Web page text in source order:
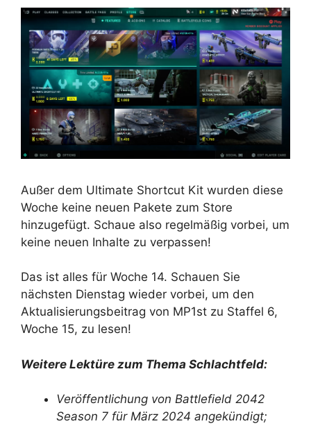
Außer dem Ultimate Shortcut Kit wurden diese
Woche keine neuen Pakete zum Store
hinzugefügt. Schaue also regelmäßig vorbei, um
keine neuen Inhalte zu verpassen!
Das ist alles für Woche 14. Schauen Sie
nächsten Dienstag wieder vorbei, um den
Aktualisierungsbeitrag von MP1st zu Staffel 6,
Woche 15, zu lesen!
Weitere Lektüre zum Thema Schlachtfeld:
Veröffentlichung von Battlefield 2042
Season 7 für März 2024 angekündigt;